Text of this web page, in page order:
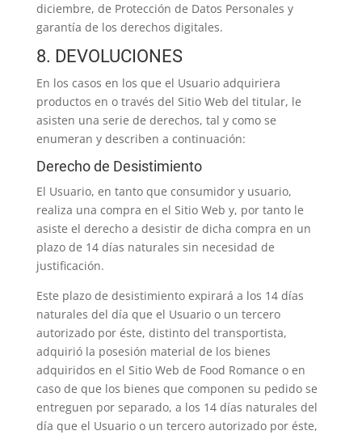
diciembre, de Protección de Datos Personales y
garantía de los derechos digitales.
8. DEVOLUCIONES
En los casos en los que el Usuario adquiriera
productos en o través del Sitio Web del titular, le
asisten una serie de derechos, tal y como se
enumeran y describen a continuación:
Derecho de Desistimiento
El Usuario, en tanto que consumidor y usuario,
realiza una compra en el Sitio Web y, por tanto le
asiste el derecho a desistir de dicha compra en un
plazo de 14 días naturales sin necesidad de
justificación.
Este plazo de desistimiento expirará a los 14 días
naturales del día que el Usuario o un tercero
autorizado por éste, distinto del transportista,
adquirió la posesión material de los bienes
adquiridos en el Sitio Web de Food Romance o en
caso de que los bienes que componen su pedido se
entreguen por separado, a los 14 días naturales del
día que el Usuario o un tercero autorizado por éste,